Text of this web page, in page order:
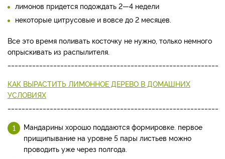
лимонов придется подождать 2—4 недели
некоторые цитрусовые и вовсе до 2 месяцев.
Все это время поливать косточку не нужно, только немного
опрыскивать из распылителя.
КАК ВЫРАСТИТЬ ЛИМОННОЕ ДЕРЕВО В ДОМАШНИХ
УСЛОВИЯХ
Мандарины хорошо поддаются формировке. первое
прищипывание на уровне 5 пары листьев можно
проводить уже через полгода.